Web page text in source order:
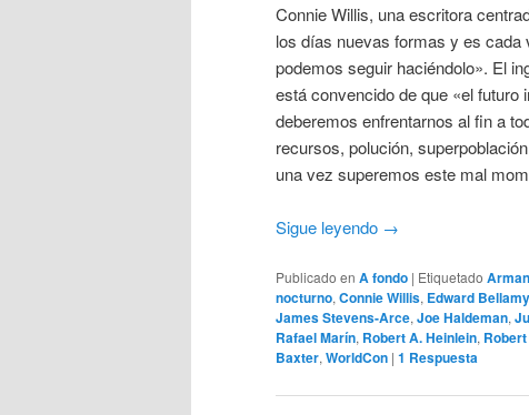
Connie Willis, una escritora
los días nuevas formas y es
podemos seguir haciéndolo». El
está convencido de que «el
deberemos enfrentarnos al fin a
recursos, polución,
una vez superemos este mal
Sigue leyendo →
Publicado en A fondo | Etiquetado
nocturno, Connie Willis, Edward Bellamy
James Stevens-Arce, Joe Haldeman,
Rafael Marín, Robert A. Heinlein,
Baxter, WorldCon | 1 Respuesta